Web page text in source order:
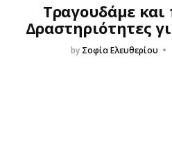
Τραγουδάμε και
Δραστηριότητες
by Σοφία Ελευθερίου